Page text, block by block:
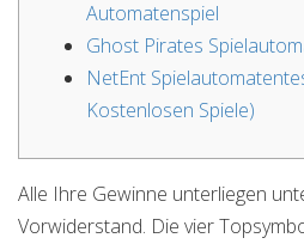
Automatenspiel
Ghost Pirates
NetEnt
Kostenlosen Spiele)
Alle Ihre Gewinne unterliegen
Vorwiderstand. Die vier